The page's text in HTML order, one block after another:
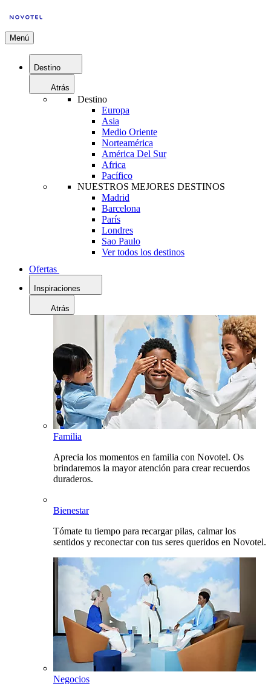
Menú
Destino
Atrás
Destino
Europa
Asia
Medio Oriente
Norteamérica
América Del Sur
Africa
Pacífico
NUESTROS MEJORES DESTINOS
Madrid
Barcelona
París
Londres
Sao Paulo
Ver todos los destinos
Ofertas
Inspiraciones
Atrás
Familia
Aprecia los momentos en familia con Novotel. Os
brindaremos la mayor atención para crear recuerdos
duraderos.
Bienestar
Tómate tu tiempo para recargar pilas, calmar los
sentidos y reconectar con tus seres queridos en Novotel.
Negocios